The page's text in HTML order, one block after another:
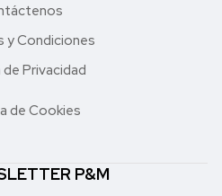
y Condiciones
Privacidad
de Cookies
P&M